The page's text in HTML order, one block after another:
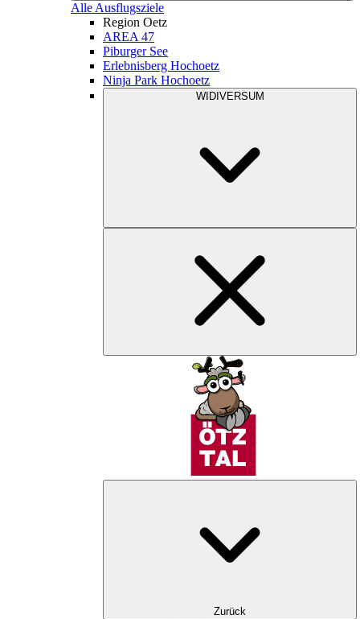
Alle Ausflugsziele
Region Oetz
AREA 47
Piburger See
Erlebnisberg Hochoetz
Ninja Park Hochoetz
WIDIVERSUM
Zurück